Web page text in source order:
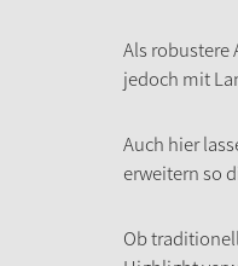
Als robustere
jedoch mit
Auch hier
erweitern so
Ob